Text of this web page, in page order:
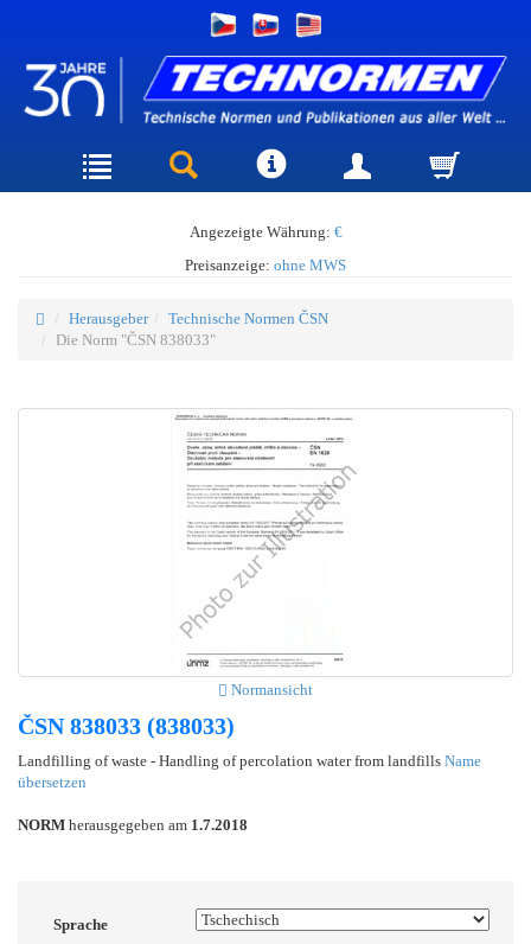
Angezeigte Währung: €
Preisanzeige: ohne MWS
Herausgeber
Technische Normen ČSN
Die Norm "ČSN 838033"
Normansicht
ČSN 838033 (838033)
Landfilling of waste - Handling of percolation water from landfills Name
übersetzen
NORM herausgegeben am 1.7.2018
Sprache